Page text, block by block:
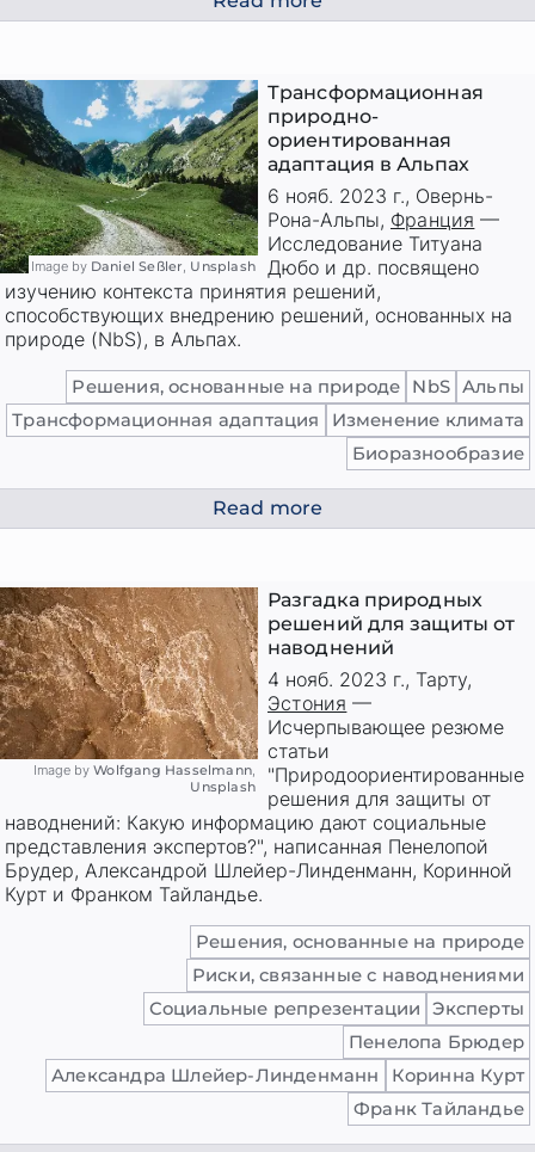
Image by Daniel Seßler, Unsplash
Трансформационная
природно-
ориентированная
адаптация в Альпах
Read more
6 нояб. 2023 г., Овернь-
Рона-Альпы, Франция —
Исследование Титуана
Дюбо и др. посвящено
изучению контекста принятия решений,
способствующих внедрению решений, основанных на
природе (NbS), в Альпах.
Решения, основанные на природе NbS Альпы
Трансформационная адаптация
Изменение климата
Биоразнообразие
Image by Wolfgang Hasselmann,
Unsplash
Разгадка природных
решений для защиты от
наводнений
4 нояб. 2023 г., Тарту,
Эстония —
Исчерпывающее резюме
статьи
"Природоориентированные
решения для защиты от
наводнений: Какую информацию дают социальные
представления экспертов?", написанная Пенелопой
Брудер, Александрой Шлейер-Линденманн, Коринной
Курт и Франком Тайландье.
Решения, основанные на природе
Риски, связанные с наводнениями
Социальные репрезентации
Эксперты
Пенелопа Брюдер
Александра Шлейер-Линденманн
Коринна Курт
Франк Тайландье